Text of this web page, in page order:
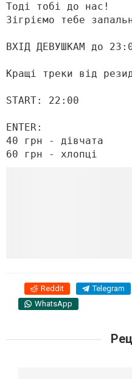
Тоді тобі до нас!
Зігріємо тебе
ВХІД ДЕВУШКАМ до
Кращі треки від
START: 22:00
ENTER:
40 грн - дівчата
60 грн - хлопці
Reddit Telegram
WhatsApp